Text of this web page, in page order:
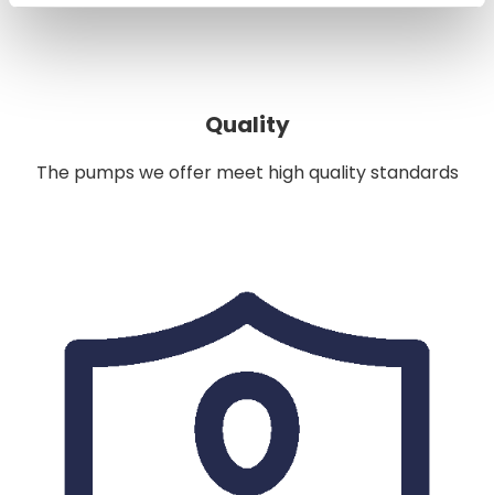
Quality
The pumps we offer meet high quality standards